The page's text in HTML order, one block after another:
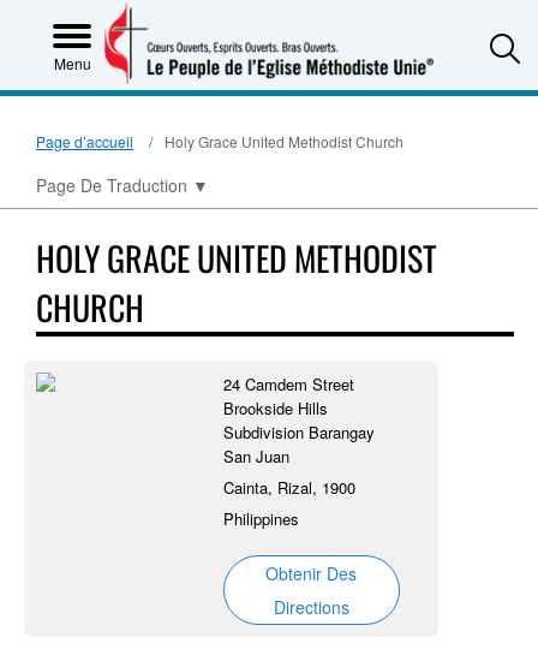
Menu
Page d’accueil Holy Grace United Methodist Church
Page De Traduction ▼
HOLY GRACE UNITED METHODIST
CHURCH
24 Camdem Street
Brookside Hills
Subdivision Barangay
San Juan
Cainta, Rizal, 1900
Philippines
Obtenir Des
Directions